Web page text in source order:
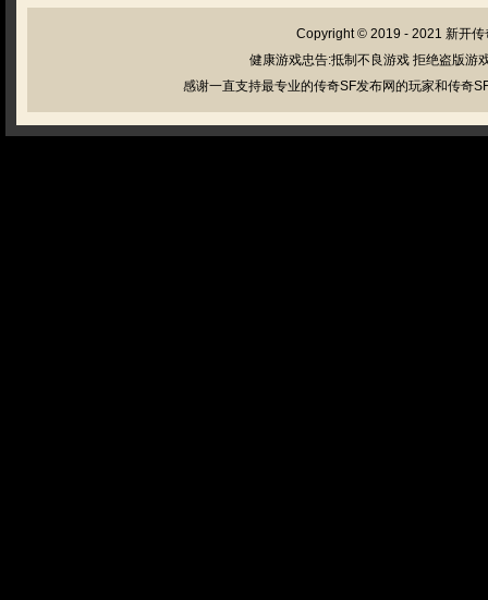
Copyright © 2019 - 2021 新开传
健康游戏忠告:抵制不良游戏 拒绝盗版游
感谢一直支持最专业的传奇SF发布网的玩家和传奇